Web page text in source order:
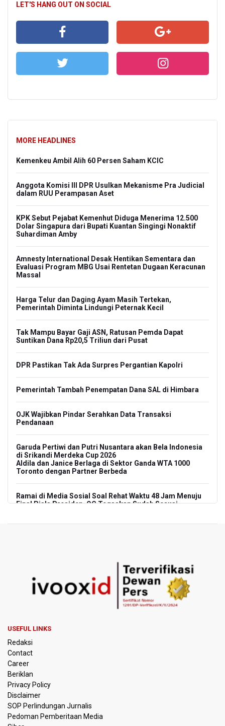
LET'S HANG OUT ON SOCIAL
MORE HEADLINES
Kemenkeu Ambil Alih 60 Persen Saham KCIC
Anggota Komisi III DPR Usulkan Mekanisme Pra Judicial
dalam RUU Perampasan Aset
KPK Sebut Pejabat Kemenhut Diduga Menerima 12.500
Dolar Singapura dari Bupati Kuantan Singingi Nonaktif
Suhardiman Amby
Amnesty International Desak Hentikan Sementara dan
Evaluasi Program MBG Usai Rentetan Dugaan Keracunan
Massal
Harga Telur dan Daging Ayam Masih Tertekan,
Pemerintah Diminta Lindungi Peternak Kecil
Tak Mampu Bayar Gaji ASN, Ratusan Pemda Dapat
Suntikan Dana Rp20,5 Triliun dari Pusat
DPR Pastikan Tak Ada Surpres Pergantian Kapolri
Pemerintah Tambah Penempatan Dana SAL di Himbara
OJK Wajibkan Pindar Serahkan Data Transaksi
Pendanaan
Garuda Pertiwi dan Putri Nusantara akan Bela Indonesia
di Srikandi Merdeka Cup 2026
Aldila dan Janice Berlaga di Sektor Ganda WTA 1000
Toronto dengan Partner Berbeda
Ramai di Media Sosial Soal Rehat Waktu 48 Jam Menuju
Final Piala Presiden, OC Tegaskan Sudah Sesuai
Pemerintah Siapkan Stimulus Hadapi Dampak El Nino
Korlantas Catat 16.812 Pelanggaran Plat Nomor Terekam
ETLE dengan Teknologi Face Recognition
Menko Polkam Imbau Tidak Bertindak Anarkis jika Ingin
Korupsi Chromebook
Polisi Ungkap Peredaran 86,4 Kg Sabu dan 5.171 Butir
Ekstasi, Enam Tersangka Ditangkap
USEFUL LINKS
Redaksi
Contact
Career
Beriklan
Privacy Policy
Disclaimer
SOP Perlindungan Jurnalis
Pedoman Pemberitaan Media